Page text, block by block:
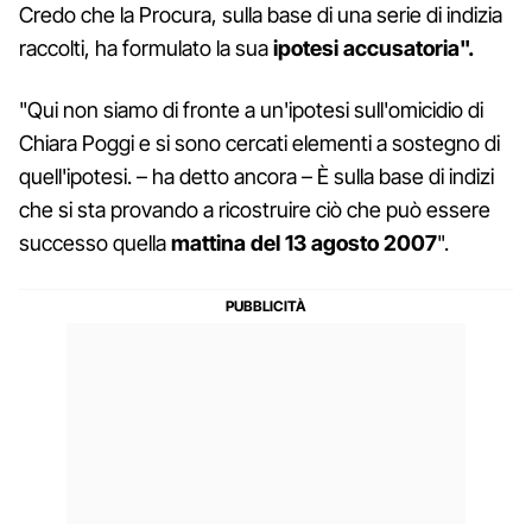
Credo che la Procura, sulla base di una serie di indizia
raccolti, ha formulato la suaipotesi accusatoria".
"Qui non siamo di fronte a un'ipotesi sull'omicidio di
Chiara Poggi e si sono cercati elementi a sostegno di
quell'ipotesi. – ha detto ancora – È sulla base di indizi
che si sta provando a ricostruire ciò che può essere
successo quellamattina del 13 agosto 2007".